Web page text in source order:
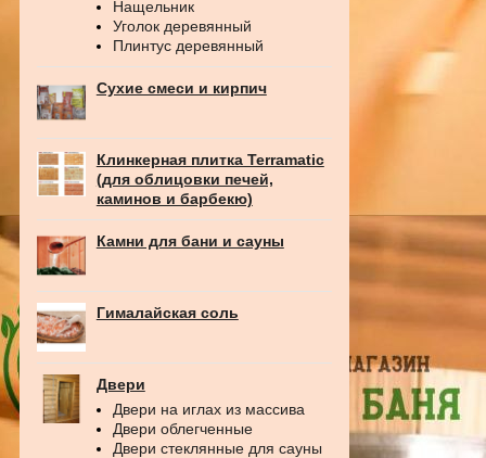
Нащельник
Уголок деревянный
Плинтус деревянный
Сухие смеси и кирпич
Клинкерная плитка Terramatic
(для облицовки печей,
каминов и барбекю)
Камни для бани и сауны
Гималайская соль
Двери
Двери на иглах из массива
Двери облегченные
Двери стеклянные для сауны